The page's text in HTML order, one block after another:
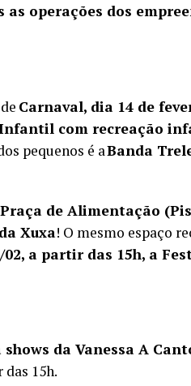
as operações dos
Carnaval, dia 14 de
com recreação
pequenos é aBanda
de Alimentação
Xuxa! O mesmo espaço
a partir das 15h, a
da Vanessa A
15h.